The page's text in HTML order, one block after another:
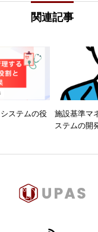
関連記事
ステムの役
施設基準マ
ステムの開